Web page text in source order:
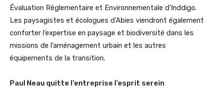
Évaluation Règlementaire et Environnementale d’Inddigo.
Les paysagistes et écologues d’Abies viendront également
conforter l’expertise en paysage et biodiversité dans les
missions de l’aménagement urbain et les autres
équipements de la transition.
Paul Neau quitte l’entreprise l’esprit serein